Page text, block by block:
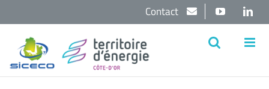
contenu
YouTube
Contact